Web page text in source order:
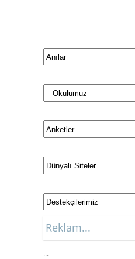
Reklam...
...